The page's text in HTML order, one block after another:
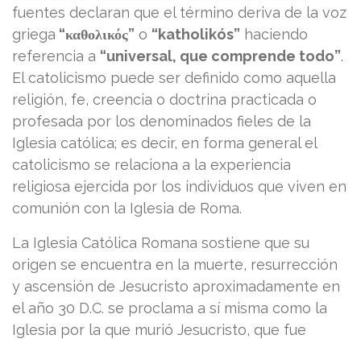
fuentes declaran que el término deriva de la voz
griega “καθολικός” o “katholikós” haciendo
referencia a “universal, que comprende todo”.
El catolicismo puede ser definido como aquella
religión, fe, creencia o doctrina practicada o
profesada por los denominados fieles de la
Iglesia católica; es decir, en forma general el
catolicismo se relaciona a la experiencia
religiosa ejercida por los individuos que viven en
comunión con la Iglesia de Roma.
La Iglesia Católica Romana sostiene que su
origen se encuentra en la muerte, resurrección
y ascensión de Jesucristo aproximadamente en
el año 30 D.C. se proclama a sí misma como la
Iglesia por la que murió Jesucristo, que fue